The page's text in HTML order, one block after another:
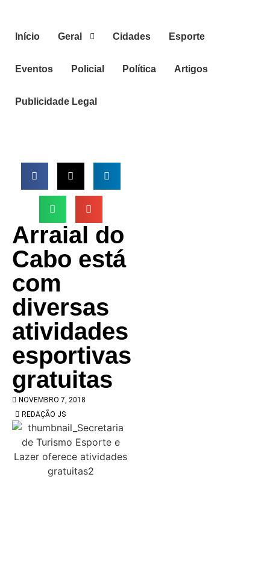
Início Geral Cidades Esporte
Eventos Policial Política Artigos
Publicidade Legal
Arraial do
Cabo está
com
diversas
atividades
esportivas
gratuitas
NOVEMBRO 7, 2018
REDAÇÃO JS